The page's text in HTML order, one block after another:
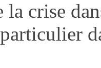
crise